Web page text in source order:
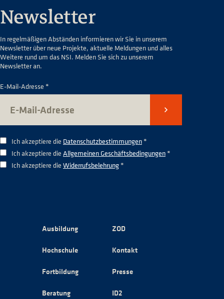
Newsletter
In regelmäßigen Abständen informieren wir Sie in unserem
Newsletter über neue Projekte, aktuelle Meldungen und alles
Weitere rund um das NSI. Melden Sie sich zu unserem
Newsletter an.
E-Mail-Adresse *
Senden
Ich akzeptiere die Datenschutzbestimmungen*
Ich akzeptiere die Allgemeinen Geschäftsbedingungen*
Ich akzeptiere die Widerrufsbelehrung*
Ausbildung
Hochschule
Fortbildung
Beratung
ZOD
Kontakt
Presse
ID2